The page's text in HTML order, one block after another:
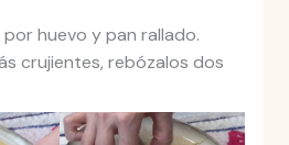
huevo y pan rallado.
crujientes, rebózalos dos